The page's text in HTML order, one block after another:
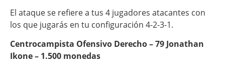
El ataque se refiere a tus 4 jugadores atacantes con
los que jugarás en tu configuración 4-2-3-1.
Centrocampista Ofensivo Derecho – 79 Jonathan
Ikone – 1.500 monedas